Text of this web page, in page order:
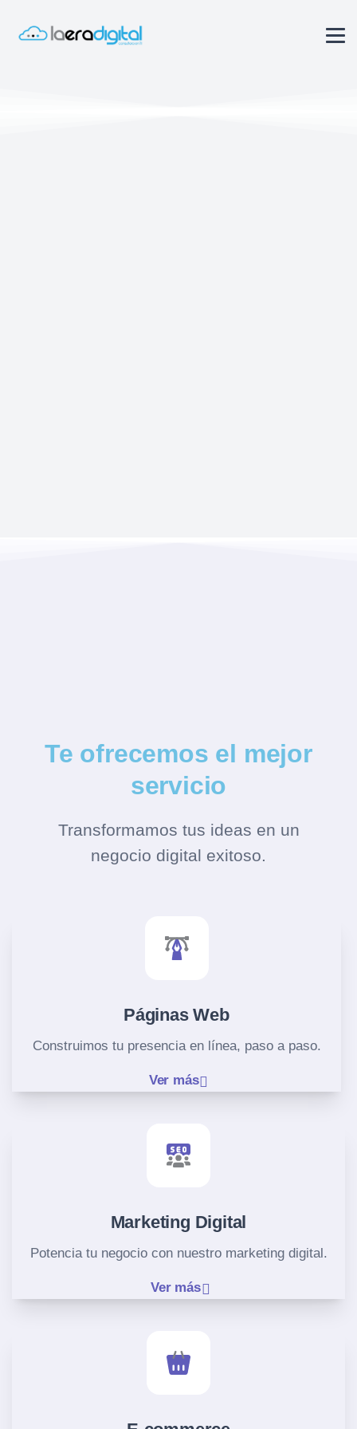
Te ofrecemos el mejor
servicio
Transformamos tus ideas en un
negocio digital exitoso.
Páginas Web
Construimos tu presencia en línea, paso a paso.
Ver más
Marketing Digital
Potencia tu negocio con nuestro marketing digital.
Ver más